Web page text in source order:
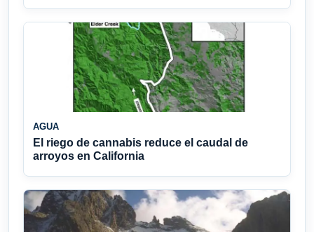
AGUA
El riego de cannabis reduce el caudal de
arroyos en California